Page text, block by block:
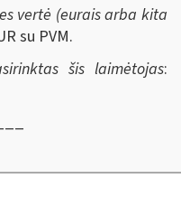
vertė (eurais arba kita
su PVM.
šis laimėtojas: